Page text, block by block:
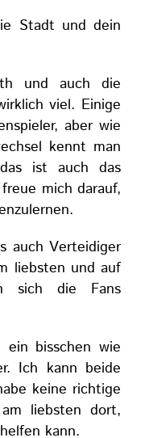
Stadt und dein
und auch die
viel. Einige
aber wie
kennt man
ist auch das
mich darauf,
auch Verteidiger
liebsten und auf
sich die Fans
bisschen wie
Ich kann beide
keine richtige
liebsten dort,
kann.